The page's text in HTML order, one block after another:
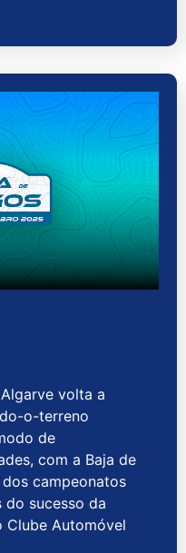
volta a
o-terreno
de
com a Baja de
campeonatos
sucesso da
Clube Automóvel